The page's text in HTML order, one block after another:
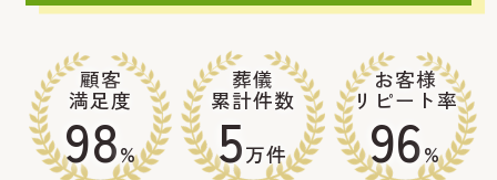
顧客
満足度
98%
葬儀
累計件数
5万件
お客様
リピート率
96%